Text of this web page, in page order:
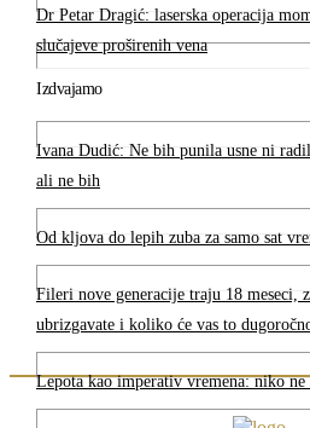
Dr Petar Dragić: laserska operacija
slučajeve proširenih vena
Izdvajamo
Ivana Dudić: Ne bih punila usne ni
ali ne bih
Od kljova do lepih zuba za samo sat
Fileri nove generacije traju 18 meseci,
ubrizgavate i koliko će vas to
Lepota kao imperativ vremena: niko